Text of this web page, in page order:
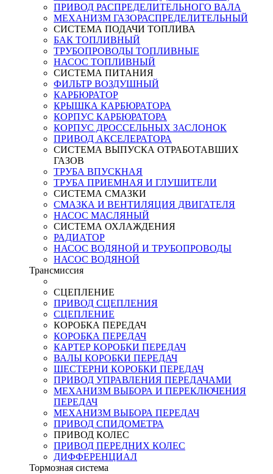
ПРИВОД РАСПРЕДЕЛИТЕЛЬНОГО ВАЛА
МЕХАНИЗМ ГАЗОРАСПРЕДЕЛИТЕЛЬНЫЙ
СИСТЕМА ПОДАЧИ ТОПЛИВА
БАК ТОПЛИВНЫЙ
ТРУБОПРОВОДЫ ТОПЛИВНЫЕ
НАСОС ТОПЛИВНЫЙ
СИСТЕМА ПИТАНИЯ
ФИЛЬТР ВОЗДУШНЫЙ
КАРБЮРАТОР
КРЫШКА КАРБЮРАТОРА
КОРПУС КАРБЮРАТОРА
КОРПУС ДРОССЕЛЬНЫХ ЗАСЛОНОК
ПРИВОД АКСЕЛЕРАТОРА
СИСТЕМА ВЫПУСКА ОТРАБОТАВШИХ
ГАЗОВ
ТРУБА ВПУСКНАЯ
ТРУБА ПРИЕМНАЯ И ГЛУШИТЕЛИ
СИСТЕМА СМАЗКИ
СМАЗКА И ВЕНТИЛЯЦИЯ ДВИГАТЕЛЯ
НАСОС МАСЛЯНЫЙ
СИСТЕМА ОХЛАЖДЕНИЯ
РАДИАТОР
НАСОС ВОДЯНОЙ И ТРУБОПРОВОДЫ
НАСОС ВОДЯНОЙ
Трансмиссия
СЦЕПЛЕНИЕ
ПРИВОД СЦЕПЛЕНИЯ
СЦЕПЛЕНИЕ
КОРОБКА ПЕРЕДАЧ
КОРОБКА ПЕРЕДАЧ
КАРТЕР КОРОБКИ ПЕРЕДАЧ
ВАЛЫ КОРОБКИ ПЕРЕДАЧ
ШЕСТЕРНИ КОРОБКИ ПЕРЕДАЧ
ПРИВОД УПРАВЛЕНИЯ ПЕРЕДАЧАМИ
МЕХАНИЗМ ВЫБОРА И ПЕРЕКЛЮЧЕНИЯ
ПЕРЕДАЧ
МЕХАНИЗМ ВЫБОРА ПЕРЕДАЧ
ПРИВОД СПИДОМЕТРА
ПРИВОД КОЛЕС
ПРИВОД ПЕРЕДНИХ КОЛЕС
ДИФФЕРЕНЦИАЛ
Тормозная система